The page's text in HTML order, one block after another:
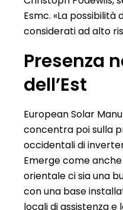
Esmc. «La
considerati ad alto
Presenza
dell’Est
European Solar
concentra poi sulla
occidentali di inverter
Emerge come anche
orientale ci sia una
con una base
locali di assistenza e